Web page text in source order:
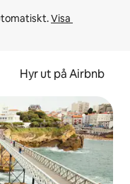
Visa
Hyr ut på Airbnb